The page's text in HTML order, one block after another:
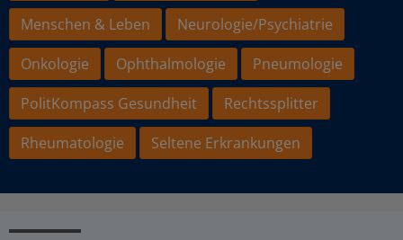
Menschen & Leben
Neurologie/Psychiatrie
Onkologie
Ophthalmologie
Pneumologie
PolitKompass Gesundheit
Rechtssplitter
Rheumatologie
Seltene Erkrankungen